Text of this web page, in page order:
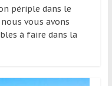
périple dans le
vous avons
à faire dans la